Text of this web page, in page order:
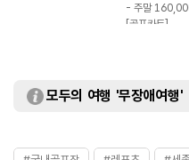
- 주말
[골프카트]
화장실
있음
모두의 여행 '무장애여행'